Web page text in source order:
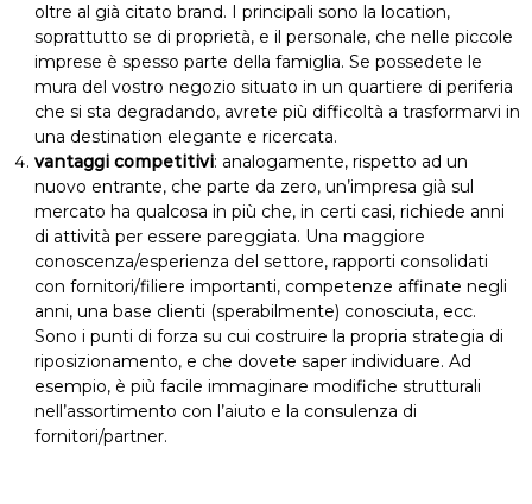
oltre al già citato brand. I principali sono la location,
soprattutto se di proprietà, e il personale, che nelle piccole
imprese è spesso parte della famiglia. Se possedete le
mura del vostro negozio situato in un quartiere di periferia
che si sta degradando, avrete più difficoltà a trasformarvi in
una destination elegante e ricercata.
vantaggi competitivi: analogamente, rispetto ad un
nuovo entrante, che parte da zero, un’impresa già sul
mercato ha qualcosa in più che, in certi casi, richiede anni
di attività per essere pareggiata. Una maggiore
conoscenza/esperienza del settore, rapporti consolidati
con fornitori/filiere importanti, competenze affinate negli
anni, una base clienti (sperabilmente) conosciuta, ecc.
Sono i punti di forza su cui costruire la propria strategia di
riposizionamento, e che dovete saper individuare. Ad
esempio, è più facile immaginare modifiche strutturali
nell’assortimento con l’aiuto e la consulenza di
fornitori/partner.